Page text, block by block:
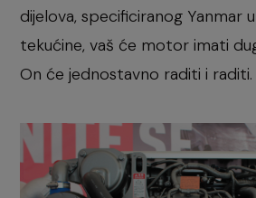
dijelova, specificiranog Yanmar
tekućine, vaš će motor imati
On će jednostavno raditi i raditi.